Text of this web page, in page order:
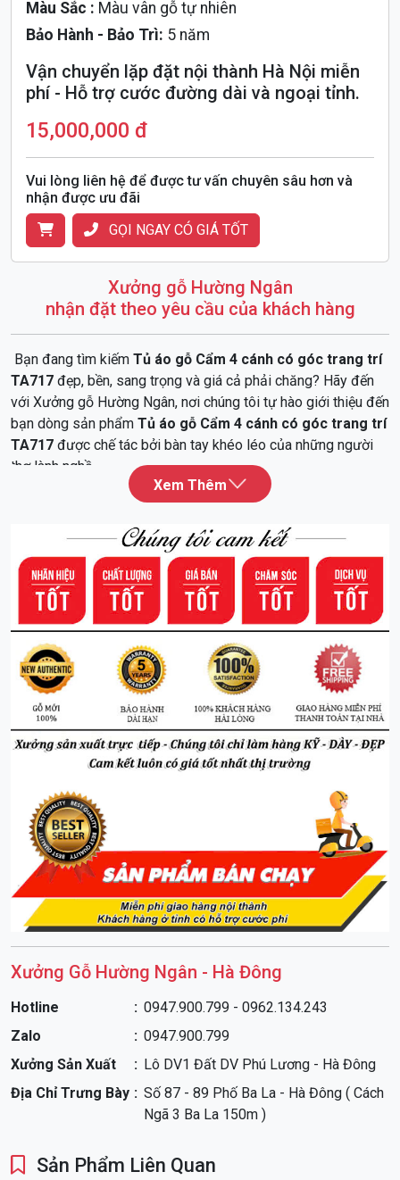
Màu Sắc : Màu vân gỗ tự nhiên
Bảo Hành - Bảo Trì: 5 năm
Vận chuyển lặp đặt nội thành Hà Nội miễn
phí - Hỗ trợ cước đường dài và ngoại tỉnh.
15,000,000 đ
Vui lòng liên hệ để được tư vấn chuyên sâu hơn và
nhận được ưu đãi
GỌI NGAY CÓ GIÁ TỐT
Xưởng gỗ Hường Ngân
nhận đặt theo yêu cầu của khách hàng
Bạn đang tìm kiếm Tủ áo gỗ Cẩm 4 cánh có góc trang trí
TA717 đẹp, bền, sang trọng và giá cả phải chăng? Hãy đến
với Xưởng gỗ Hường Ngân, nơi chúng tôi tự hào giới thiệu đến
bạn dòng sản phẩm Tủ áo gỗ Cẩm 4 cánh có góc trang trí
TA717 được chế tác bởi bàn tay khéo léo của những người
thợ lành nghề.
Tủ áo gỗ Cẩm 4 cánh có góc trang trí TA717
gỗ đã qua xử lý chống mối mọt, cong vênh, đảm bảo độ bền
phù hợp với thị hiếu số đông người, sơn phủ 7 lớp và không
độc hại cho người tiêu dùng .
Những điểm nổi bật của Xưởng gỗ Hường Ngân, chúng
Cam kết sử dụng gỗ chất lượng cao, đã qua xử lý hấp
Xưởng Gỗ Hường Ngân - Hà Đông
Hotline
0947.900.799 - 0962.134.243
Zalo
0947.900.799
Xưởng Sản Xuất
Lô DV1 Đất DV Phú Lương - Hà Đông
Địa Chỉ Trưng Bày
Số 87 - 89 Phố Ba La - Hà Đông ( Cách
Ngã 3 Ba La 150m )
Sản Phẩm Liên Quan